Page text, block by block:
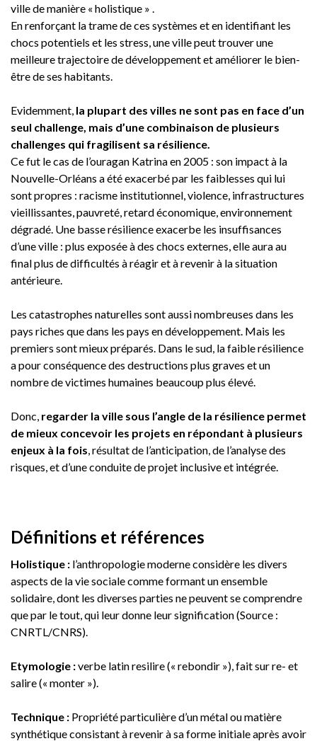
ville de manière « holistique » .
En renforçant la trame de ces systèmes et en identifiant les
chocs potentiels et les stress, une ville peut trouver une
meilleure trajectoire de développement et améliorer le bien-
être de ses habitants.
Evidemment, la plupart des villes ne sont pas en face d’un
seul challenge, mais d’une combinaison de plusieurs
challenges qui fragilisent sa résilience.
Ce fut le cas de l’ouragan Katrina en 2005 : son impact à la
Nouvelle-Orléans a été exacerbé par les faiblesses qui lui
sont propres : racisme institutionnel, violence, infrastructures
vieillissantes, pauvreté, retard économique, environnement
dégradé. Une basse résilience exacerbe les insuffisances
d’une ville : plus exposée à des chocs externes, elle aura au
final plus de difficultés à réagir et à revenir à la situation
antérieure.
Les catastrophes naturelles sont aussi nombreuses dans les
pays riches que dans les pays en développement. Mais les
premiers sont mieux préparés. Dans le sud, la faible résilience
a pour conséquence des destructions plus graves et un
nombre de victimes humaines beaucoup plus élevé.
Donc, regarder la ville sous l’angle de la résilience permet
de mieux concevoir les projets en répondant à plusieurs
enjeux à la fois , résultat de l’anticipation, de l’analyse des
risques, et d’une conduite de projet inclusive et intégrée.
Définitions et références
Holistique : l’anthropologie moderne considère les divers
aspects de la vie sociale comme formant un ensemble
solidaire, dont les diverses parties ne peuvent se comprendre
que par le tout, qui leur donne leur signification (Source :
CNRTL/CNRS).
Etymologie :verbe latin resilire (« rebondir »), fait sur re- et
salire (« monter »).
Technique : Propriété particulière d’un métal ou matière
synthétique consistant à revenir à sa forme initiale après avoir